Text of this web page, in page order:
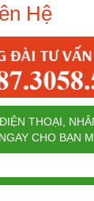
Hệ
THOẠI,
CHO BẠN